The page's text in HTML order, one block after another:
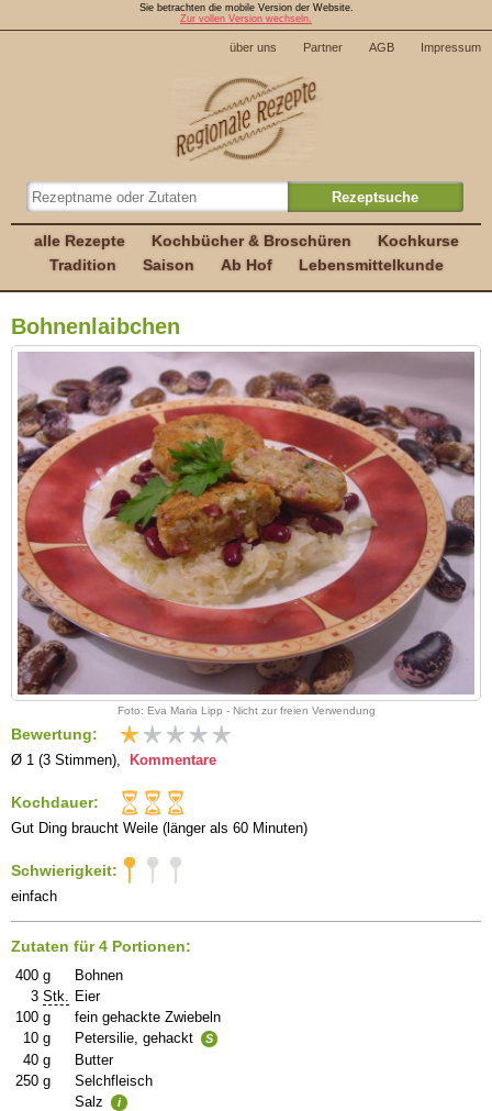
Sie betrachten die mobile Version der Website.
Zur vollen Version wechseln.
über uns Partner AGB Impressum
alle Rezepte Kochbücher & Broschüren
Kochkurse
Tradition
Saison Ab Hof Lebensmittelkunde
Bohnenlaibchen
Foto: Eva Maria Lipp - Nicht zur freien Verwendung
Bewertung:
Ø 1 (3 Stimmen), Kommentare
Kochdauer:
Gut Ding braucht Weile (länger als 60 Minuten)
Schwierigkeit:
einfach
Zutaten für 4 Portionen:
400 g
Bohnen
3 Stk. Eier
100 g
fein gehackte Zwiebeln
10 g Petersilie, gehackt S
40 g
Butter
250 g
Selchfleisch
Salz
i